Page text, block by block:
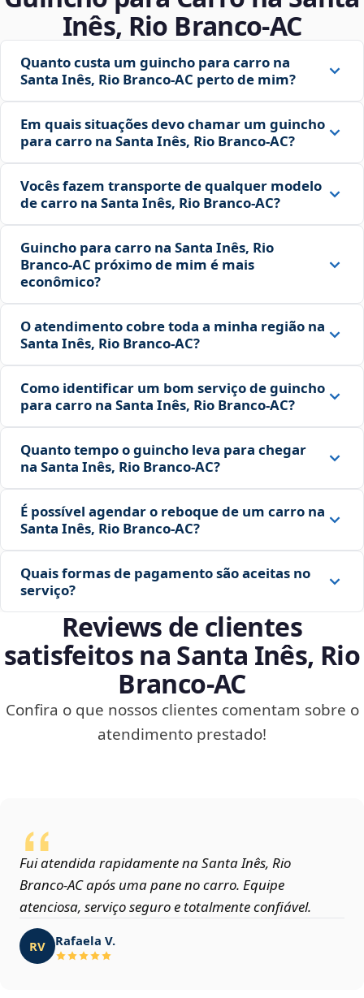
Inês, Rio Branco‑AC
Quanto custa um guincho para carro na
Santa Inês, Rio Branco‑AC perto de mim?
Em quais situações devo chamar um guincho
para carro na Santa Inês, Rio Branco‑AC?
Vocês fazem transporte de qualquer modelo
de carro na Santa Inês, Rio Branco‑AC?
Guincho para carro na Santa Inês, Rio
Branco‑AC próximo de mim é mais
econômico?
O atendimento cobre toda a minha região na
Santa Inês, Rio Branco‑AC?
Como identificar um bom serviço de guincho
para carro na Santa Inês, Rio Branco‑AC?
Quanto tempo o guincho leva para chegar
na Santa Inês, Rio Branco‑AC?
É possível agendar o reboque de um carro na
Santa Inês, Rio Branco‑AC?
Quais formas de pagamento são aceitas no
serviço?
Reviews de clientes
satisfeitos na Santa Inês, Rio
Branco‑AC
Confira o que nossos clientes comentam sobre o
atendimento prestado!
Fui atendida rapidamente na Santa Inês, Rio
Branco‑AC após uma pane no carro. Equipe
atenciosa, serviço seguro e totalmente confiável.
RV Rafaela V.